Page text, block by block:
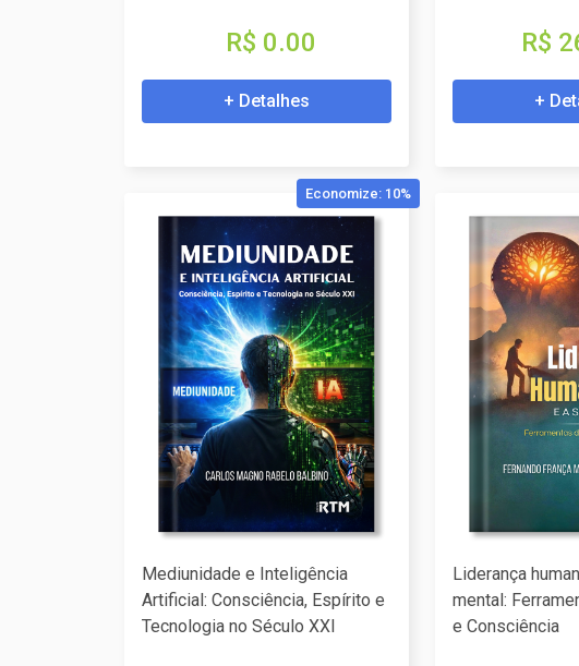
R$ 0.00
+ Detalhes
R$
+
Economize: 10%
Mediunidade e Inteligência
Artificial: Consciência, Espírito e
Tecnologia no Século XXI
Liderança
mental:
e Consciência